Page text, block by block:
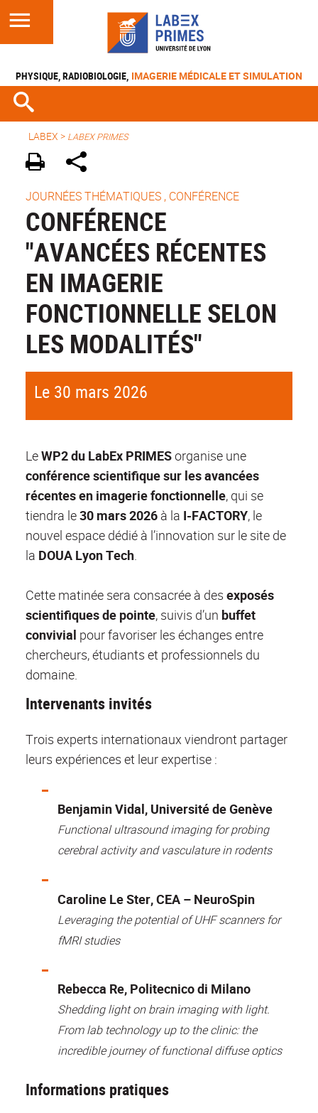
PHYSIQUE, RADIOBIOLOGIE, IMAGERIE MÉDICALE ET SIMULATION
LABEX > LABEX PRIMES
JOURNÉES THÉMATIQUES , CONFÉRENCE
CONFÉRENCE
"AVANCÉES RÉCENTES
EN IMAGERIE
FONCTIONNELLE SELON
LES MODALITÉS"
Le 30 mars 2026
LeWP2 du LabEx PRIMESorganise une
conférence scientifique sur les avancées
récentes en imagerie fonctionnelle, qui se
tiendra le30 mars 2026 à la I-FACTORY, le
nouvel espace dédié à l’innovation sur le site de
la DOUA Lyon Tech.
Cette matinée sera consacrée à des exposés
scientifiques de pointe, suivis d’un buffet
convivial pour favoriser les échanges entre
chercheurs, étudiants et professionnels du
domaine.
Intervenants invités
Trois experts internationaux viendront partager
leurs expériences et leur expertise :
Benjamin Vidal, Université de Genève
Functional ultrasound imaging for probing
cerebral activity and vasculature in rodents
Caroline Le Ster, CEA – NeuroSpin
Leveraging the potential of UHF scanners for
fMRI studies
Rebecca Re, Politecnico di Milano
Shedding light on brain imaging with light.
From lab technology up to the clinic: the
incredible journey of functional diffuse optics
Informations pratiques